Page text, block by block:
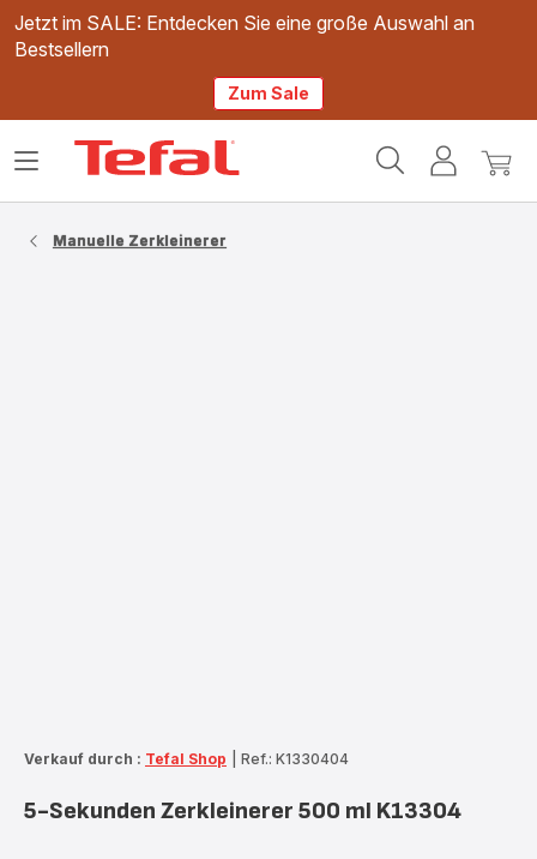
Jetzt im SALE: Entdecken Sie eine große Auswahl an
Bestsellern
Zum Sale
Mein
Mein
Das
Manuelle Zerkleinerer
Verkauf durch : Tefal Shop Ref.: K1330404
5-Sekunden Zerkleinerer 500 ml K13304